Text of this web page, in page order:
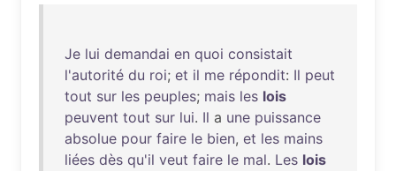
Je lui demandai en quoi consistait
l'autorité du roi; et il me répondit: Il peut
tout sur les peuples; mais les lois
peuvent tout sur lui. Il a une puissance
absolue pour faire le bien, et les mains
liées dès qu'il veut faire le mal. Les lois